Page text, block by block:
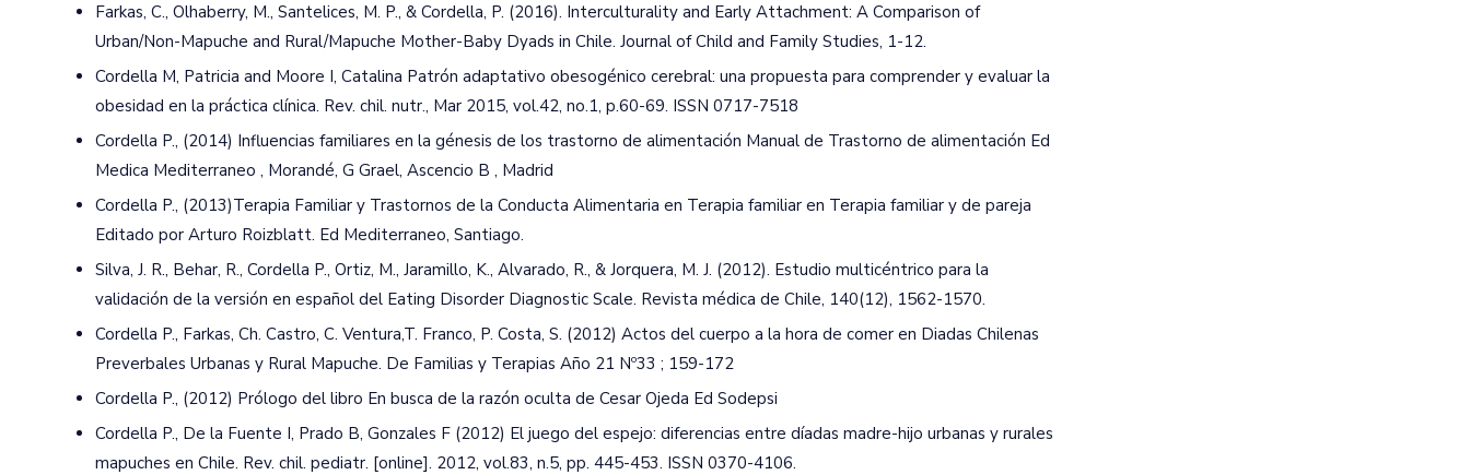
Farkas, C., Olhaberry, M., Santelices, M. P., & Cordella, P. (2016). Interculturality and Early Attachment: A Comparison of
Urban/Non-Mapuche and Rural/Mapuche Mother-Baby Dyads in Chile. Journal of Child and Family Studies, 1-12.
Cordella M, Patricia and Moore I, Catalina Patrón adaptativo obesogénico cerebral: una propuesta para comprender y evaluar la
obesidad en la práctica clínica. Rev. chil. nutr., Mar 2015, vol.42, no.1, p.60-69. ISSN 0717-7518
Cordella P., (2014) Influencias familiares en la génesis de los trastorno de alimentación Manual de Trastorno de alimentación Ed
Medica Mediterraneo , Morandé, G Grael, Ascencio B , Madrid
Cordella P., (2013)Terapia Familiar y Trastornos de la Conducta Alimentaria en Terapia familiar en Terapia familiar y de pareja
Editado por Arturo Roizblatt. Ed Mediterraneo, Santiago.
Silva, J. R., Behar, R., Cordella P., Ortiz, M., Jaramillo, K., Alvarado, R., & Jorquera, M. J. (2012). Estudio multicéntrico para la
validación de la versión en español del Eating Disorder Diagnostic Scale. Revista médica de Chile, 140(12), 1562-1570.
Cordella P., Farkas, Ch. Castro, C. Ventura,T. Franco, P. Costa, S. (2012) Actos del cuerpo a la hora de comer en Diadas Chilenas
Preverbales Urbanas y Rural Mapuche. De Familias y Terapias Año 21 Nº33 ; 159-172
Cordella P., (2012) Prólogo del libro En busca de la razón oculta de Cesar Ojeda Ed Sodepsi
Cordella P., De la Fuente I, Prado B, Gonzales F (2012) El juego del espejo: diferencias entre díadas madre-hijo urbanas y rurales
mapuches en Chile. Rev. chil. pediatr. [online]. 2012, vol.83, n.5, pp. 445-453. ISSN 0370-4106.